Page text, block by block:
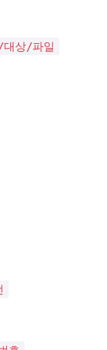
대상/파일